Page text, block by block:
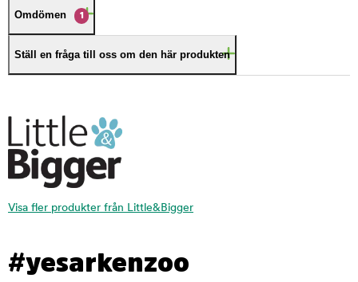
Omdömen 1
Ställ en fråga till oss om den här produkten
Visa fler produkter från Little&Bigger
#yesarkenzoo